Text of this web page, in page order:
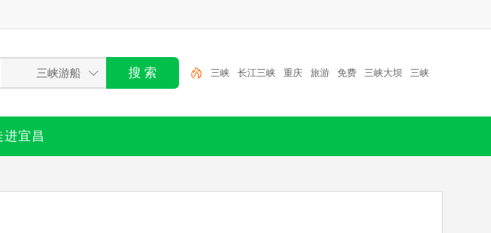
三峡 长江三峡 重庆 旅游 免费 三峡大坝 三峡
进宜昌